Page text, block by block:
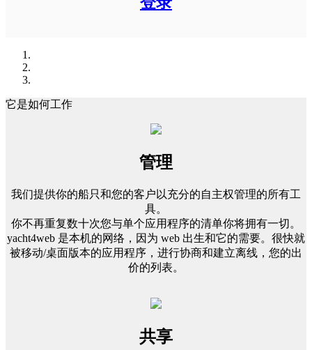
它是如何工作
管理
我们提供你的船只和您的客户以充分的自主权管理的所有工
具。
你不再重复数十次您与单个应用程序的清单你将拥有一切。
yacht4web 是本机的网络，因为 web 出生和它的需要。很快就
被移动/桌面版本的应用程序，进行协商和建立离线，您的出
价的列表。
共享